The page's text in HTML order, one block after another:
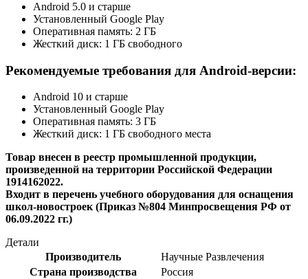
Android 5.0 и старше
Установленный Google Play
Оперативная память: 2 ГБ
Жесткий диск: 1 ГБ свободного
Рекомендуемые требования для Android-версии:
Android 10 и старше
Установленный Google Play
Оперативная память: 3 ГБ
Жесткий диск: 1 ГБ свободного места
Товар внесен в реестр промышленной продукции,
произведенной на территории Российской Федерации
1914162022.
Входит в перечень учебного оборудования для оснащения
школ-новостроек (Приказ №804 Минпросвещения РФ от
06.09.2022 гг.)
Детали
Производитель
Научные Развлечения
Страна производства
Россия